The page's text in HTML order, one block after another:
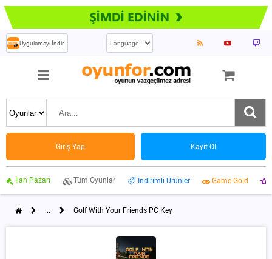
Uygulamayı İndir
Giriş Yap Kayıt Ol
İlan Pazarı Tüm Oyunlar İndirimli Ürünler Game Gold
... Golf With Your Friends PC Key